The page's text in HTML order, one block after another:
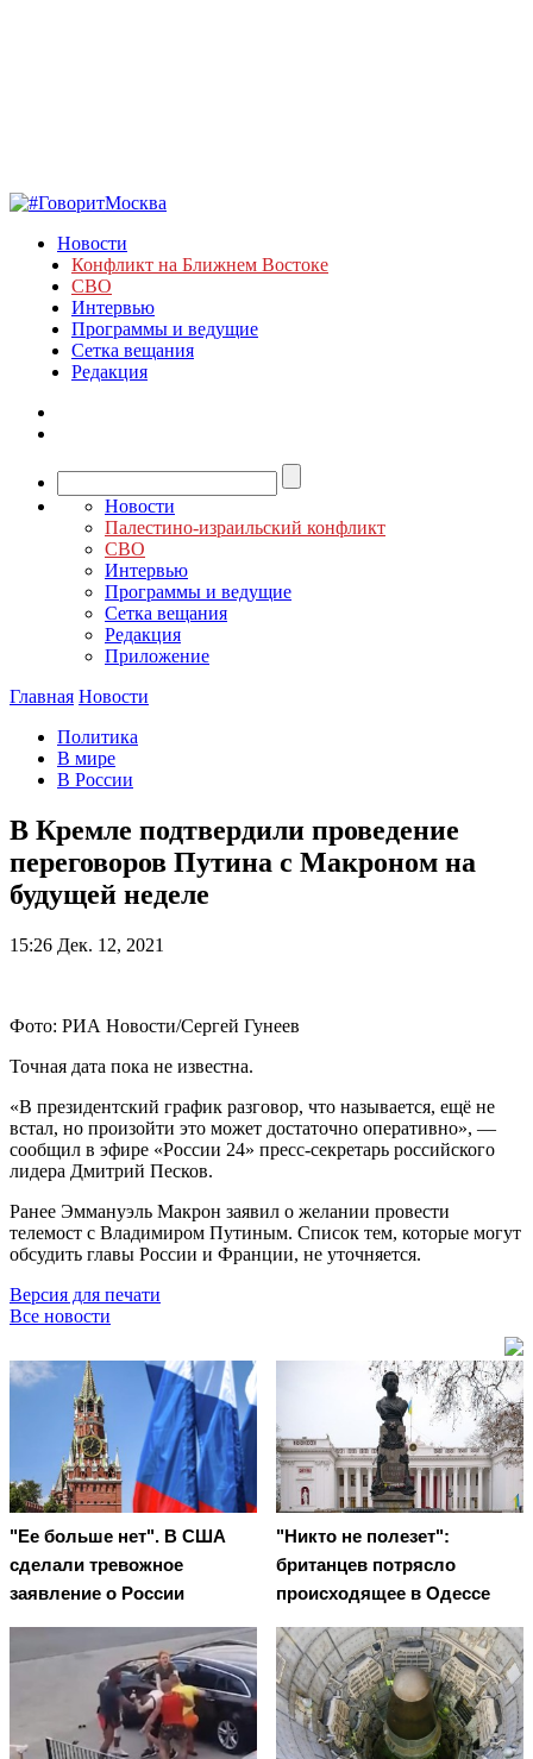
Новости
Конфликт на Ближнем Востоке
СВО
Интервью
Программы и ведущие
Сетка вещания
Редакция
Новости
Палестино-израильский конфликт
СВО
Интервью
Программы и ведущие
Сетка вещания
Редакция
Приложение
Главная Новости
Политика
В мире
В России
В Кремле подтвердили проведение
переговоров Путина с Макроном на
будущей неделе
15:26 Дек. 12, 2021
Фото: РИА Новости/Сергей Гунеев
Точная дата пока не известна.
«В президентский график разговор, что называется, ещё не
встал, но произойти это может достаточно оперативно», —
сообщил в эфире «России 24» пресс-секретарь российского
лидера Дмитрий Песков.
Ранее Эммануэль Макрон заявил о желании провести
телемост с Владимиром Путиным. Список тем, которые могут
обсудить главы России и Франции, не уточняется.
Версия для печати
Все новости
"Ее больше нет". В США
сделали тревожное
заявление о России
"Никто не полезет":
британцев потрясло
происходящее в Одессе